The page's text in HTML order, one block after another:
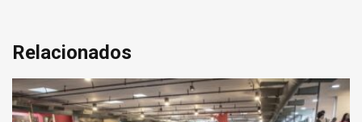
Relacionados